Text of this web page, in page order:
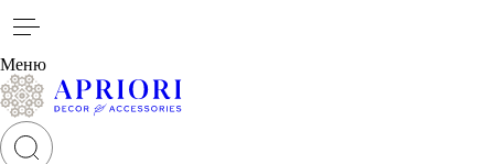
Меню